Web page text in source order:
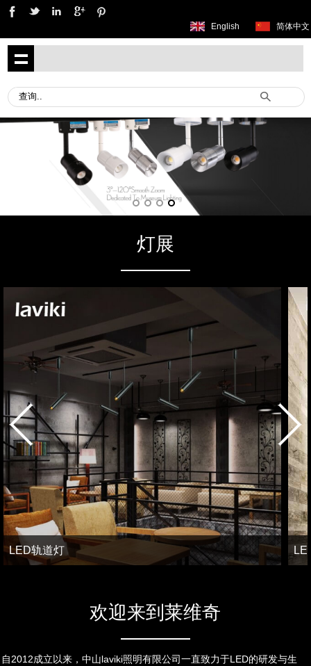
简体中文
English
灯展
LED轨道灯
欢迎来到莱维奇
自2012成立以来，中山laviki照明有限公司一直致力于LED的研发与生